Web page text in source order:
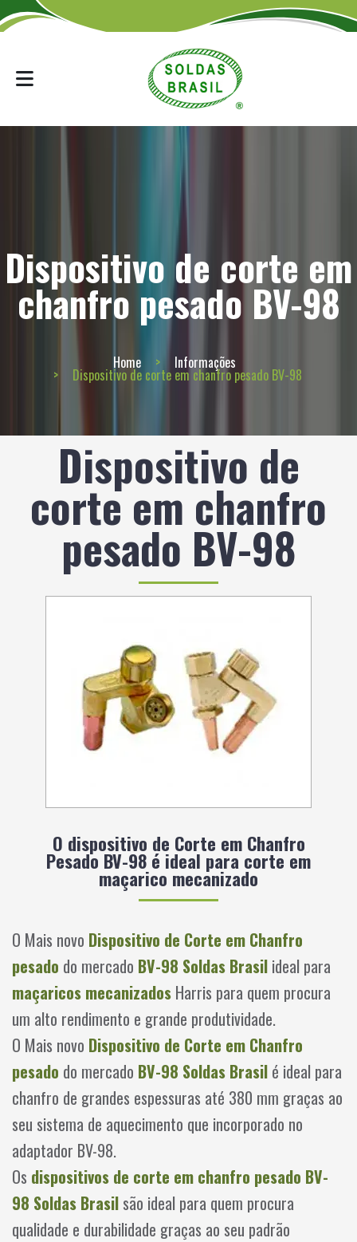
Dispositivo de corte em
chanfro pesado BV-98
Home Informações
Dispositivo de corte em chanfro pesado BV-98
Dispositivo de
corte em chanfro
pesado BV-98
O dispositivo de Corte em Chanfro
Pesado BV-98 é ideal para corte em
maçarico mecanizado
O Mais novo Dispositivo de Corte em Chanfro
pesado do mercado BV-98 Soldas Brasil ideal para
maçaricos mecanizados Harris para quem procura
um alto rendimento e grande produtividade.
O Mais novo Dispositivo de Corte em Chanfro
pesado do mercado BV-98 Soldas Brasil é ideal para
chanfro de grandes espessuras até 380 mm graças ao
seu sistema de aquecimento que incorporado no
adaptador BV-98.
Os dispositivos de corte em chanfro pesado BV-
98 Soldas Brasil são ideal para quem procura
qualidade e durabilidade graças ao seu padrão